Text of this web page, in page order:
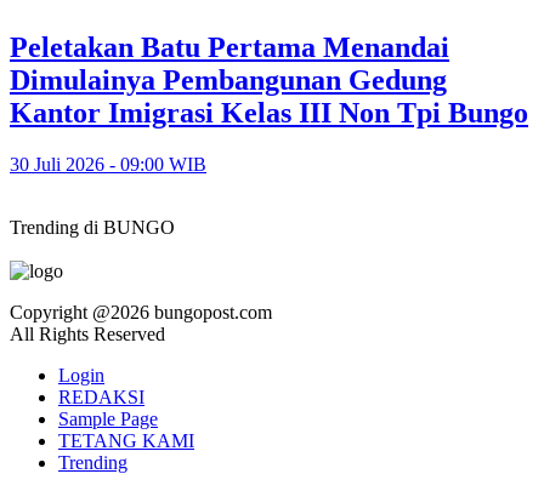
Peletakan Batu Pertama Menandai
Dimulainya Pembangunan Gedung
Kantor Imigrasi Kelas III Non Tpi Bungo
30 Juli 2026 - 09:00 WIB
Trending di BUNGO
Copyright @2026 bungopost.com
All Rights Reserved
Login
REDAKSI
Sample Page
TETANG KAMI
Trending